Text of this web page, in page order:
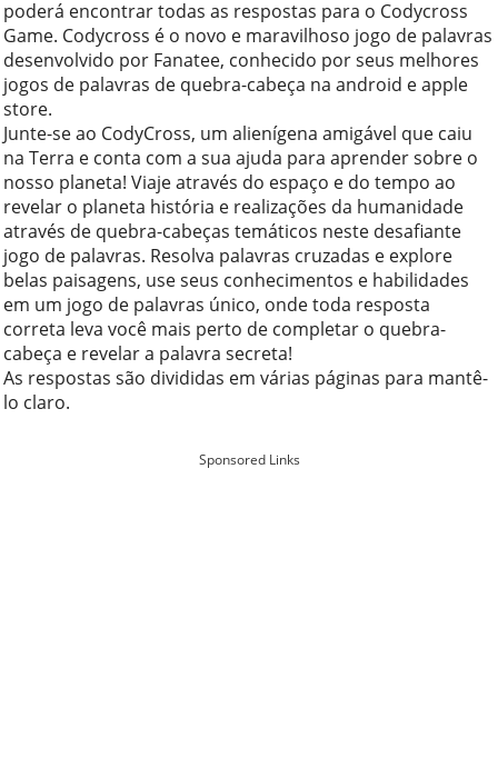
poderá encontrar todas as respostas para o Codycross
Game. Codycross é o novo e maravilhoso jogo de palavras
desenvolvido por Fanatee, conhecido por seus melhores
jogos de palavras de quebra-cabeça na android e apple
store.
Junte-se ao CodyCross, um alienígena amigável que caiu
na Terra e conta com a sua ajuda para aprender sobre o
nosso planeta! Viaje através do espaço e do tempo ao
revelar o planeta história e realizações da humanidade
através de quebra-cabeças temáticos neste desafiante
jogo de palavras. Resolva palavras cruzadas e explore
belas paisagens, use seus conhecimentos e habilidades
em um jogo de palavras único, onde toda resposta
correta leva você mais perto de completar o quebra-
cabeça e revelar a palavra secreta!
As respostas são divididas em várias páginas para mantê-
lo claro.
Sponsored Links